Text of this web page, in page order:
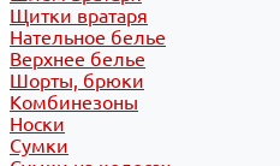
Щитки вратаря
Нательное белье
Верхнее белье
Шорты, брюки
Комбинезоны
Носки
Сумки